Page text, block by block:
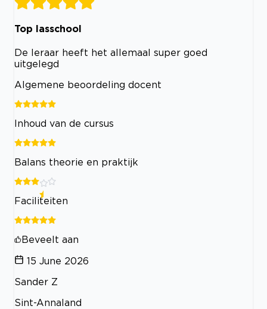
Top lasschool
De leraar heeft het allemaal super goed
uitgelegd
Algemene beoordeling docent
Inhoud van de cursus
Balans theorie en praktijk
Faciliteiten
Beveelt aan
15 June 2026
Sander Z
Sint-Annaland